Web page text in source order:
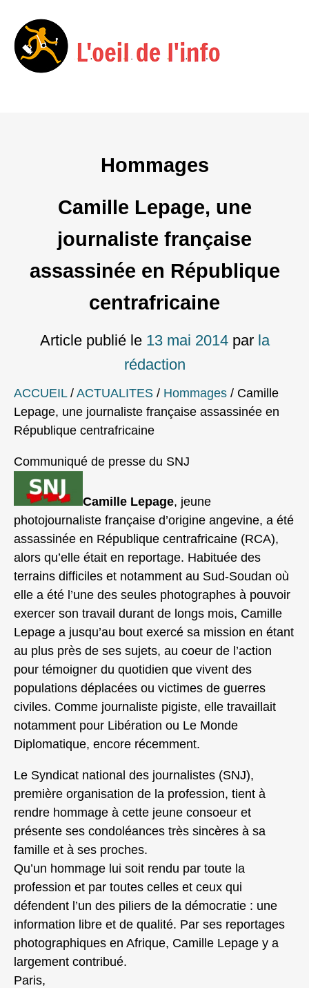
Hommages
Camille Lepage, une
journaliste française
assassinée en République
centrafricaine
Article publié le 13 mai 2014 par la
rédaction
ACCUEIL/ ACTUALITES / Hommages / Camille
Lepage, une journaliste française assassinée en
République centrafricaine
Communiqué de presse du SNJ
Camille Lepage, jeune
photojournaliste française d’origine angevine, a été
assassinée en République centrafricaine (RCA),
alors qu’elle était en reportage. Habituée des
terrains difficiles et notamment au Sud-Soudan où
elle a été l’une des seules photographes à pouvoir
exercer son travail durant de longs mois, Camille
Lepage a jusqu’au bout exercé sa mission en étant
au plus près de ses sujets, au coeur de l’action
pour témoigner du quotidien que vivent des
populations déplacées ou victimes de guerres
civiles. Comme journaliste pigiste, elle travaillait
notamment pour Libération ou Le Monde
Diplomatique, encore récemment.
Le Syndicat national des journalistes (SNJ),
première organisation de la profession, tient à
rendre hommage à cette jeune consoeur et
présente ses condoléances très sincères à sa
famille et à ses proches.
Qu’un hommage lui soit rendu par toute la
profession et par toutes celles et ceux qui
défendent l’un des piliers de la démocratie : une
information libre et de qualité. Par ses reportages
photographiques en Afrique, Camille Lepage y a
largement contribué.
Paris,